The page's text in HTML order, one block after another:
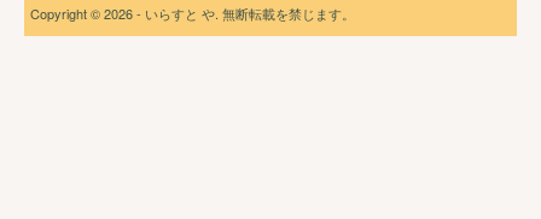
Copyright © 2026 - いらすと や. 無断転載を禁じます。